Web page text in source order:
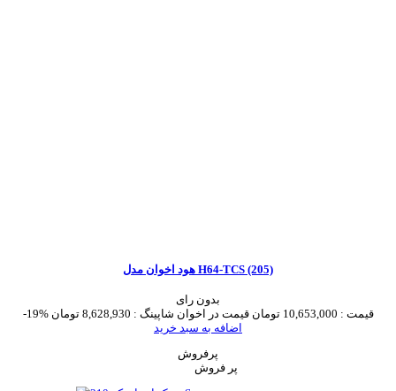
هود اخوان مدل H64-TCS (205)
بدون رای
-19%
قیمت : 10,653,000 تومان قیمت در اخوان شاپینگ : 8,628,930 تومان
اضافه به سبد خرید
پرفروش